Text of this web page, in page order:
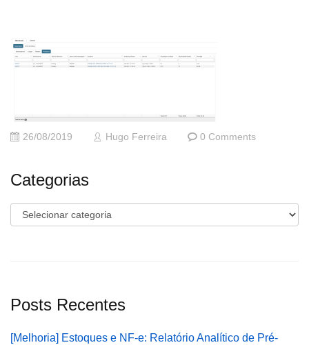
26/08/2019 Hugo Ferreira 0 Comments
Categorias
Categorias
Posts Recentes
[Melhoria] Estoques e NF-e: Relatório Analítico de Pré-